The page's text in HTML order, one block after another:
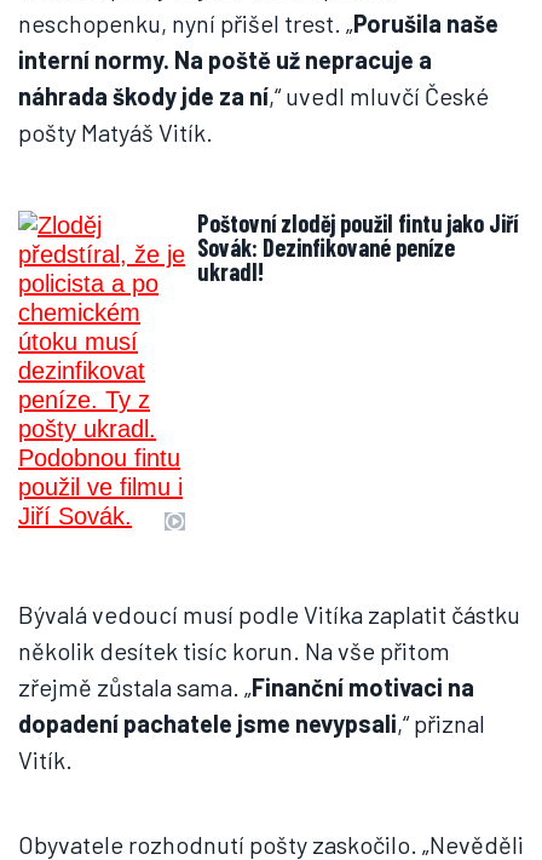
neschopenku, nyní přišel trest. „Porušila naše
interní normy. Na poště už nepracuje a
náhrada škody jde za ní,“ uvedl mluvčí České
pošty Matyáš Vitík.
Poštovní zloděj použil fintu jako Jiří
Sovák: Dezinfikované peníze
ukradl!
Bývalá vedoucí musí podle Vitíka zaplatit částku
několik desítek tisíc korun. Na vše přitom
zřejmě zůstala sama. „Finanční motivaci na
dopadení pachatele jsme nevypsali,“ přiznal
Vitík.
Obyvatele rozhodnutí pošty zaskočilo. „Nevěděli